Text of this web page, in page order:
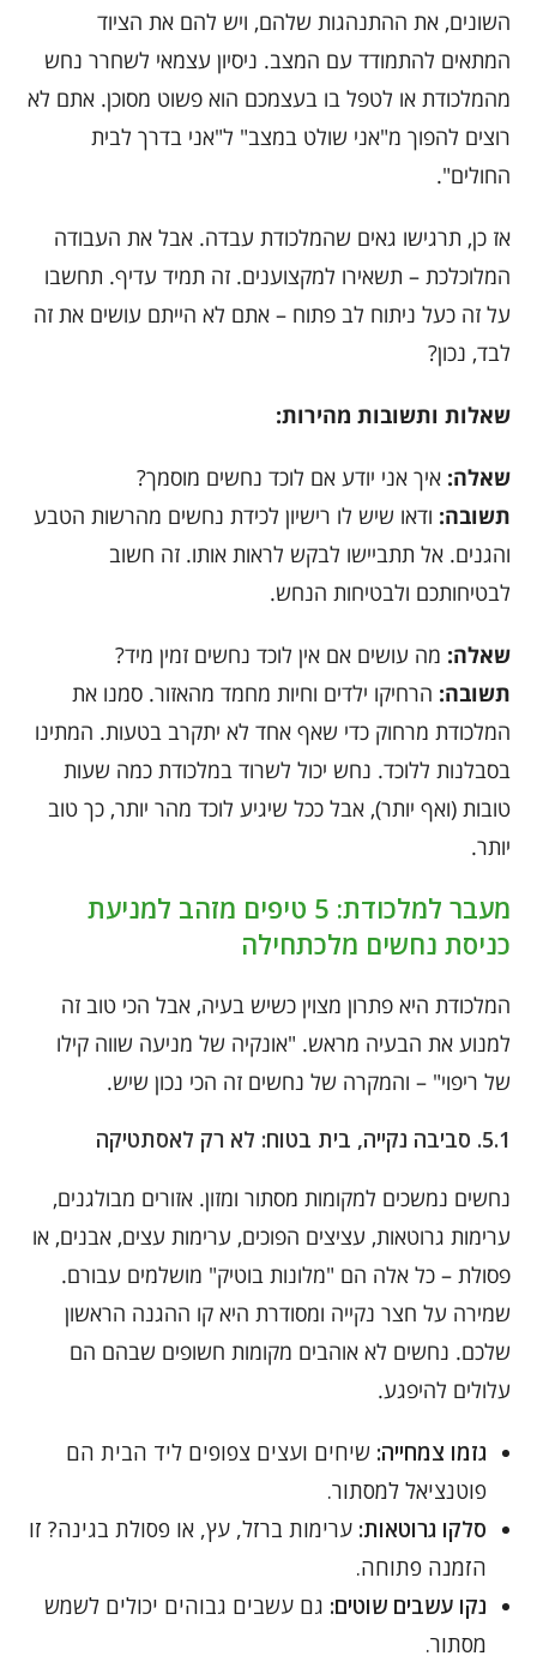
השונים, את ההתנהגות שלהם, ויש להם את הציוד
המתאים להתמודד עם המצב. ניסיון עצמאי לשחרר נחש
מהמלכודת או לטפל בו בעצמכם הוא פשוט מסוכן. אתם לא
רוצים להפוך מ"אני שולט במצב" ל"אני בדרך לבית
החולים".
אז כן, תרגישו גאים שהמלכודת עבדה. אבל את העבודה
המלוכלכת – תשאירו למקצוענים. זה תמיד עדיף. תחשבו
על זה כעל ניתוח לב פתוח – אתם לא הייתם עושים את זה
לבד, נכון?
שאלות ותשובות מהירות:
שאלה: איך אני יודע אם לוכד נחשים מוסמך?
תשובה: ודאו שיש לו רישיון לכידת נחשים מהרשות הטבע
והגנים. אל תתביישו לבקש לראות אותו. זה חשוב
לבטיחותכם ולבטיחות הנחש.
שאלה: מה עושים אם אין לוכד נחשים זמין מיד?
תשובה: הרחיקו ילדים וחיות מחמד מהאזור. סמנו את
המלכודת מרחוק כדי שאף אחד לא יתקרב בטעות. המתינו
בסבלנות ללוכד. נחש יכול לשרוד במלכודת כמה שעות
טובות (ואף יותר), אבל ככל שיגיע לוכד מהר יותר, כך טוב
יותר.
מעבר למלכודת: 5 טיפים מזהב למניעת
כניסת נחשים מלכתחילה
המלכודת היא פתרון מצוין כשיש בעיה, אבל הכי טוב זה
למנוע את הבעיה מראש. "אונקיה של מניעה שווה קילו
של ריפוי" – והמקרה של נחשים זה הכי נכון שיש.
5.1. סביבה נקייה, בית בטוח: לא רק לאסתטיקה
נחשים נמשכים למקומות מסתור ומזון. אזורים מבולגנים,
ערימות גרוטאות, עציצים הפוכים, ערימות עצים, אבנים, או
פסולת – כל אלה הם "מלונות בוטיק" מושלמים עבורם.
שמירה על חצר נקייה ומסודרת היא קו ההגנה הראשון
שלכם. נחשים לא אוהבים מקומות חשופים שבהם הם
עלולים להיפגע.
גזמו צמחייה: שיחים ועצים צפופים ליד הבית הם
פוטנציאל למסתור.
סלקו גרוטאות: ערימות ברזל, עץ, או פסולת בגינה? זו
הזמנה פתוחה.
נקו עשבים שוטים: גם עשבים גבוהים יכולים לשמש
מסתור.